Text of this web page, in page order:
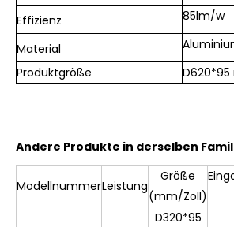
Effizienz 85lm/w
Material
Produktgröße
Andere Produkte in derselben
ModellnummerLeistung
Größe
(mm/Zoll)
D320*95